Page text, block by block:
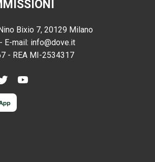
Bixio 7, 20129 Milano
- E-mail: info@dove.it
- REA MI-2534317